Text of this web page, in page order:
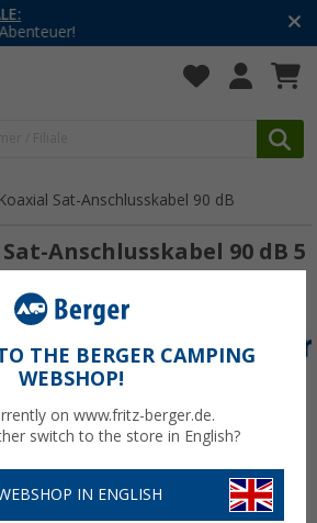
auf Kleidung und Schuhe
Aktionscode
Sat-Anschlusskabel 90 dB
Anschlusskabel 90 dB 5
THE BERGER CAMPING
WEBSHOP!
on www.fritz-berger.de.
switch to the store in English?
IN ENGLISH